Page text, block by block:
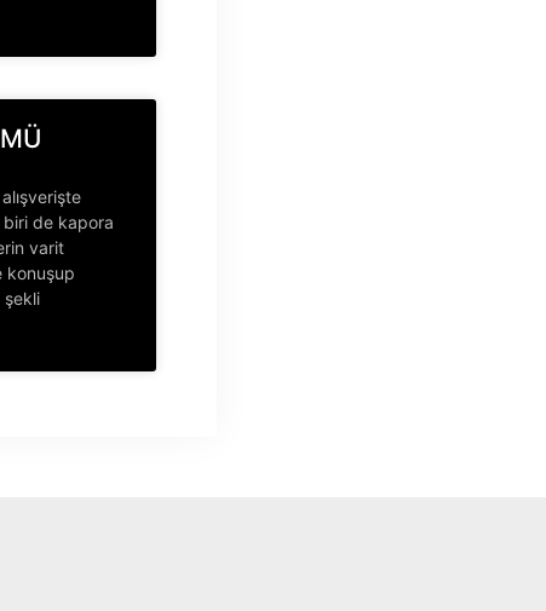
de kapora
varit
konuşup
şekli